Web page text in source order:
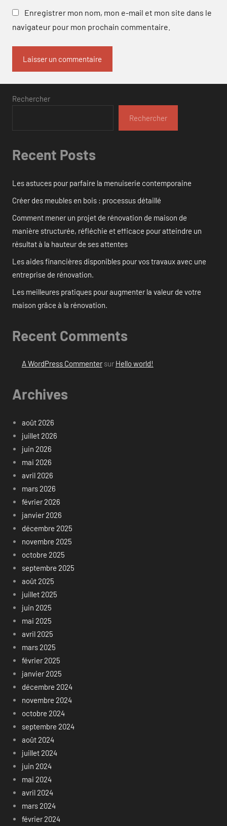
Enregistrer mon nom, mon e-mail et mon site dans le
navigateur pour mon prochain commentaire.
Rechercher
Rechercher
Recent Posts
Les astuces pour parfaire la menuiserie contemporaine
Créer des meubles en bois : processus détaillé
Comment mener un projet de rénovation de maison de
manière structurée, réfléchie et efficace pour atteindre un
résultat à la hauteur de ses attentes
Les aides financières disponibles pour vos travaux avec une
entreprise de rénovation.
Les meilleures pratiques pour augmenter la valeur de votre
maison grâce à la rénovation.
Recent Comments
A WordPress Commentersur Hello world!
Archives
août 2026
juillet 2026
juin 2026
mai 2026
avril 2026
mars 2026
février 2026
janvier 2026
décembre 2025
novembre 2025
octobre 2025
septembre 2025
août 2025
juillet 2025
juin 2025
mai 2025
avril 2025
mars 2025
février 2025
janvier 2025
décembre 2024
novembre 2024
octobre 2024
septembre 2024
août 2024
juillet 2024
juin 2024
mai 2024
avril 2024
mars 2024
février 2024